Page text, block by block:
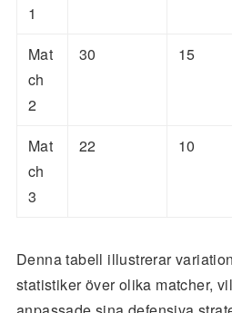
1
Mat
ch
2
30 15
Mat
ch
3
22 10
Denna tabell illustrerar
statistiker över olika matcher,